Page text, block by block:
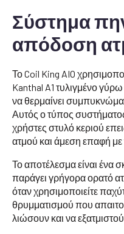
Σύστημα
απόδοση
Το Coil King AIO
Kanthal A1 τυλιγμένο
να θερμαίνει
Αυτός ο τύπος
χρήστες στυλό κεριού
ατμού και άμεση επαφή
Το αποτέλεσμα είναι ένα
παράγει γρήγορα ορατό
όταν χρησιμοποιείτε
θρυμματισμού που
λιώσουν και να